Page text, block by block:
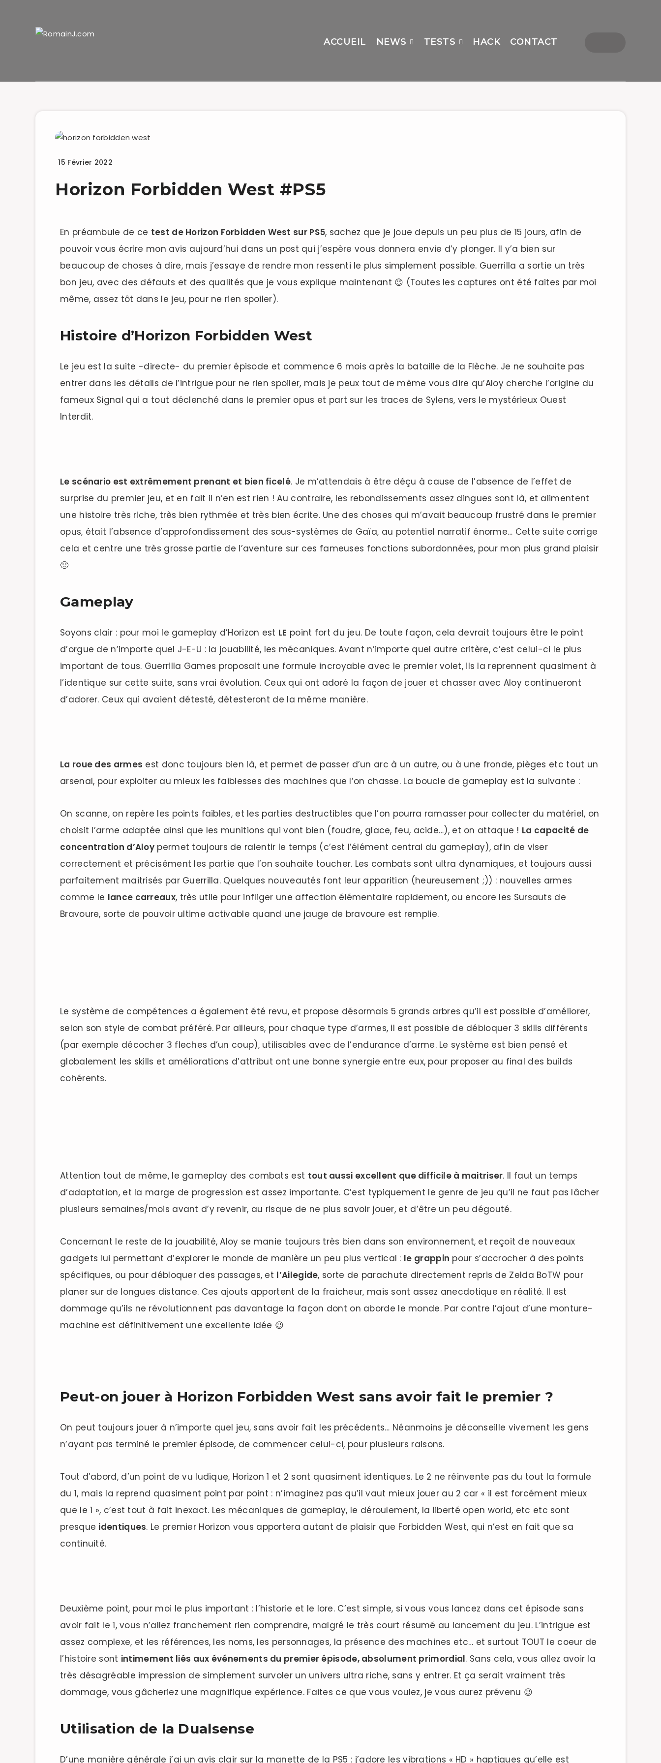
ACCUEIL NEWS TESTS HACK CONTACT
15 Février 2022
Horizon Forbidden West #PS5
En préambule de ce test de Horizon Forbidden West sur PS5, sachez que je joue depuis un peu plus de 15 jours, afin de
pouvoir vous écrire mon avis aujourd’hui dans un post qui j’espère vous donnera envie d’y plonger. Il y’a bien sur
beaucoup de choses à dire, mais j’essaye de rendre mon ressenti le plus simplement possible. Guerrilla a sortie un très
bon jeu, avec des défauts et des qualités que je vous explique maintenant 😉 (Toutes les captures ont été faites par moi
même, assez tôt dans le jeu, pour ne rien spoiler).
Histoire d’Horizon Forbidden West
Le jeu est la suite -directe- du premier épisode et commence 6 mois après la bataille de la Flèche. Je ne souhaite pas
entrer dans les détails de l’intrigue pour ne rien spoiler, mais je peux tout de même vous dire qu’Aloy cherche l’origine du
fameux Signal qui a tout déclenché dans le premier opus et part sur les traces de Sylens, vers le mystérieux Ouest
Interdit.
Le scénario est extrêmement prenant et bien ficelé. Je m’attendais à être déçu à cause de l’absence de l’effet de
surprise du premier jeu, et en fait il n’en est rien ! Au contraire, les rebondissements assez dingues sont là, et alimentent
une histoire très riche, très bien rythmée et très bien écrite. Une des choses qui m’avait beaucoup frustré dans le premier
opus, était l’absence d’approfondissement des sous-systèmes de Gaïa, au potentiel narratif énorme… Cette suite corrige
cela et centre une très grosse partie de l’aventure sur ces fameuses fonctions subordonnées, pour mon plus grand plaisir
🙂
Gameplay
Soyons clair : pour moi le gameplay d’Horizon est LE point fort du jeu. De toute façon, cela devrait toujours être le point
d’orgue de n’importe quel J-E-U : la jouabilité, les mécaniques. Avant n’importe quel autre critère, c’est celui-ci le plus
important de tous. Guerrilla Games proposait une formule incroyable avec le premier volet, ils la reprennent quasiment à
l’identique sur cette suite, sans vrai évolution. Ceux qui ont adoré la façon de jouer et chasser avec Aloy continueront
d’adorer. Ceux qui avaient détesté, détesteront de la même manière.
La roue des armes est donc toujours bien là, et permet de passer d’un arc à un autre, ou à une fronde, pièges etc tout un
arsenal, pour exploiter au mieux les faiblesses des machines que l’on chasse. La boucle de gameplay est la suivante :
On scanne, on repère les points faibles, et les parties destructibles que l’on pourra ramasser pour collecter du matériel, on
choisit l’arme adaptée ainsi que les munitions qui vont bien (foudre, glace, feu, acide…), et on attaque ! La capacité de
concentration d’Aloy permet toujours de ralentir le temps (c’est l’élément central du gameplay), afin de viser
correctement et précisément les partie que l’on souhaite toucher. Les combats sont ultra dynamiques, et toujours aussi
parfaitement maitrisés par Guerrilla. Quelques nouveautés font leur apparition (heureusement ;)) : nouvelles armes
comme le lance carreaux, très utile pour infliger une affection élémentaire rapidement, ou encore les Sursauts de
Bravoure, sorte de pouvoir ultime activable quand une jauge de bravoure est remplie.
Le système de compétences a également été revu, et propose désormais 5 grands arbres qu’il est possible d’améliorer,
selon son style de combat préféré. Par ailleurs, pour chaque type d’armes, il est possible de débloquer 3 skills différents
(par exemple décocher 3 fleches d’un coup), utilisables avec de l’endurance d’arme. Le système est bien pensé et
globalement les skills et améliorations d’attribut ont une bonne synergie entre eux, pour proposer au final des builds
cohérents.
Attention tout de même, le gameplay des combats est tout aussi excellent que difficile à maitriser. Il faut un temps
d’adaptation, et la marge de progression est assez importante. C’est typiquement le genre de jeu qu’il ne faut pas lâcher
plusieurs semaines/mois avant d’y revenir, au risque de ne plus savoir jouer, et d’être un peu dégouté.
Concernant le reste de la jouabilité, Aloy se manie toujours très bien dans son environnement, et reçoit de nouveaux
gadgets lui permettant d’explorer le monde de manière un peu plus vertical : le grappin pour s’accrocher à des points
spécifiques, ou pour débloquer des passages, et l’Ailegide, sorte de parachute directement repris de Zelda BoTW pour
planer sur de longues distance. Ces ajouts apportent de la fraicheur, mais sont assez anecdotique en réalité. Il est
dommage qu’ils ne révolutionnent pas davantage la façon dont on aborde le monde. Par contre l’ajout d’une monture-
machine est définitivement une excellente idée 😉
Peut-on jouer à Horizon Forbidden West sans avoir fait le premier ?
On peut toujours jouer à n’importe quel jeu, sans avoir fait les précédents… Néanmoins je déconseille vivement les gens
n’ayant pas terminé le premier épisode, de commencer celui-ci, pour plusieurs raisons.
Tout d’abord, d’un point de vu ludique, Horizon 1 et 2 sont quasiment identiques. Le 2 ne réinvente pas du tout la formule
du 1, mais la reprend quasiment point par point : n’imaginez pas qu’il vaut mieux jouer au 2 car « il est forcément mieux
que le 1 », c’est tout à fait inexact. Les mécaniques de gameplay, le déroulement, la liberté open world, etc etc sont
presque identiques. Le premier Horizon vous apportera autant de plaisir que Forbidden West, qui n’est en fait que sa
continuité.
Deuxième point, pour moi le plus important : l’historie et le lore. C’est simple, si vous vous lancez dans cet épisode sans
avoir fait le 1, vous n’allez franchement rien comprendre, malgré le très court résumé au lancement du jeu. L’intrigue est
assez complexe, et les références, les noms, les personnages, la présence des machines etc… et surtout TOUT le coeur de
l’histoire sont intimement liés aux événements du premier épisode, absolument primordial. Sans cela, vous allez avoir la
très désagréable impression de simplement survoler un univers ultra riche, sans y entrer. Et ça serait vraiment très
dommage, vous gâcheriez une magnifique expérience. Faites ce que vous voulez, je vous aurez prévenu 😉
Utilisation de la Dualsense
D’une manière générale j’ai un avis clair sur la manette de la PS5 : j’adore les vibrations « HD » haptiques qu’elle est